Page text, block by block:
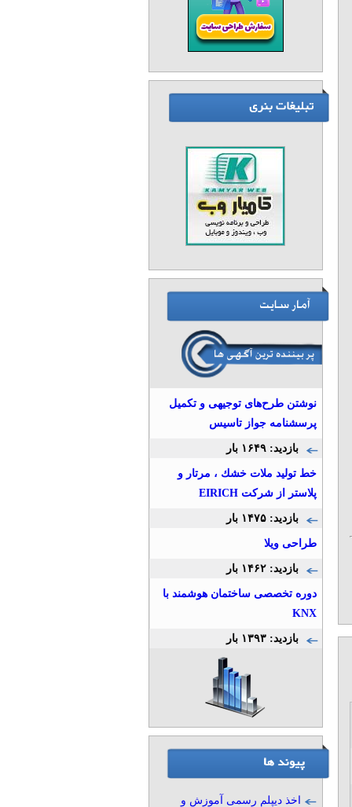
نوشتن طرح‌های توجیهی و تکمیل
پرسشنامه‌ جواز تاسیس
بازدید: ۱۶۴۹ بار
خط توليد ملات خشك ، مرتار و
پلاستر از شركت EIRICH
بازدید: ۱۴۷۵ بار
طراحی ویلا
بازدید: ۱۴۶۲ بار
دوره تخصصی ساختمان هوشمند با
KNX
بازدید: ۱۳۹۳ بار
اخذ دیپلم رسمی آموزش و